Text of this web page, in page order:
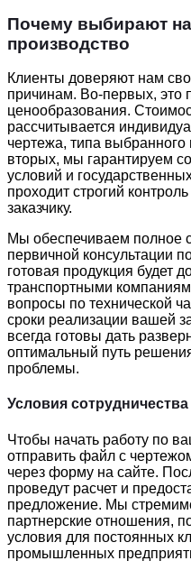
Почему выбирают
производство
Клиенты доверяют нам
причинам. Во-первых, это
ценообразования.
рассчитывается
чертежа, типа
вторых, мы гарантируем
условий и
проходит строгий
заказчику.
Мы обеспечиваем полное
первичной консультации
готовая продукция будет
транспортными
вопросы по технической
сроки реализации вашей
всегда готовы дать
оптимальный путь
проблемы.
Условия
Чтобы начать работу по
отправить файл с
через форму на сайте.
проведут расчет и
предложение. Мы
партнерские отношения,
условия для постоянных
промышленных